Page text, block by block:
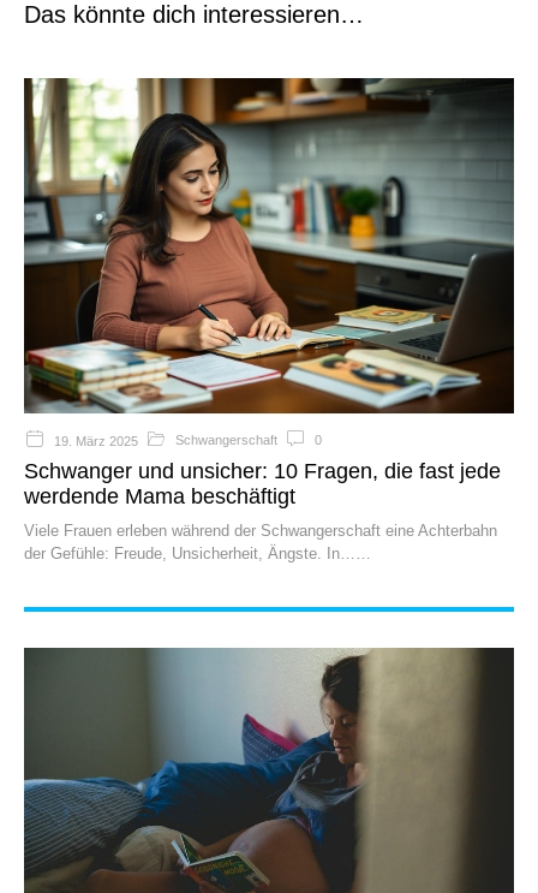
Das könnte dich interessieren…
19. März 2025 Schwangerschaft 0
Schwanger und unsicher: 10 Fragen, die fast jede
werdende Mama beschäftigt
Viele Frauen erleben während der Schwangerschaft eine Achterbahn
der Gefühle: Freude, Unsicherheit, Ängste. In…